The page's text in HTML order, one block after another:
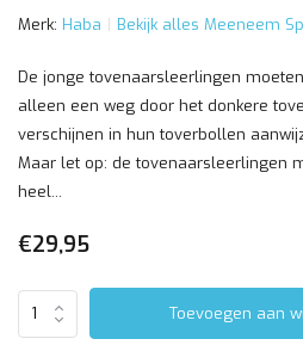
Merk: Haba Bekijk alles Meeneem
De jonge tovenaarsleerlingen
alleen een weg door het donkere
verschijnen in hun toverbollen
Maar let op: de tovenaarsleerlingen
heel...
€29,95
Toevoegen aan